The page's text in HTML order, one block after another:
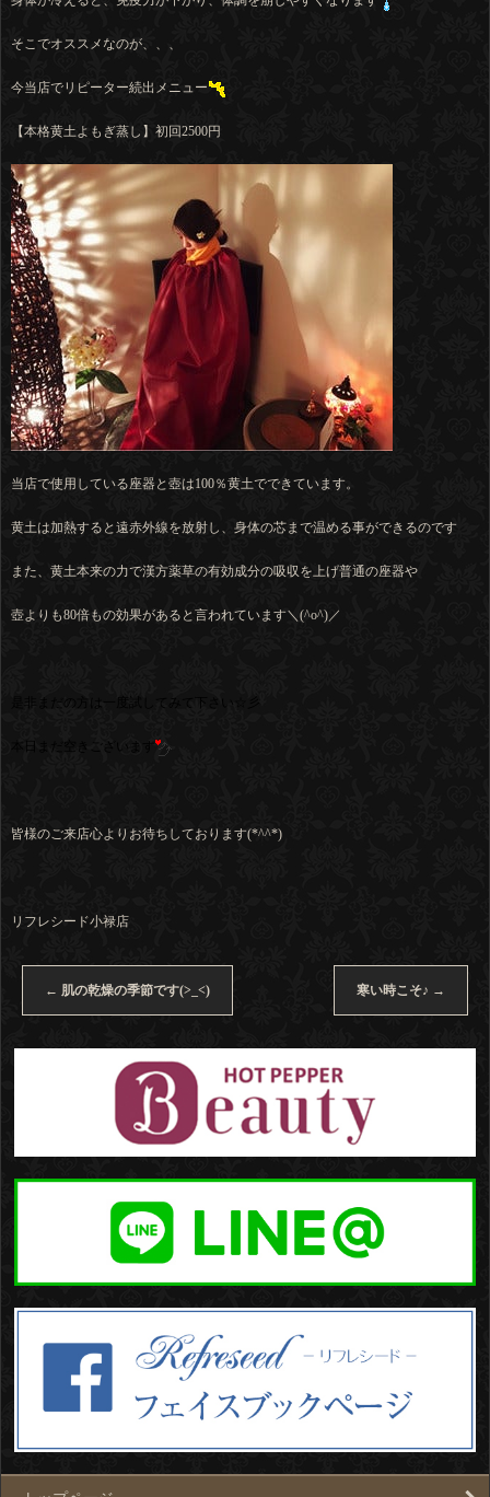
そこでオススメなのが、、、
今当店でリピーター続出メニュー
【本格黄土よもぎ蒸し】初回2500円
当店で使用している座器と壺は100％黄土でできています。
黄土は加熱すると遠赤外線を放射し、身体の芯まで温める事ができるのです
また、黄土本来の力で漢方薬草の有効成分の吸収を上げ普通の座器や
壺よりも80倍もの効果があると言われています＼(^o^)／
是非まだの方は一度試してみて下さい☆彡
本日まだ空きございます
皆様のご来店心よりお待ちしております(*^^*)
リフレシード小禄店
← 肌の乾燥の季節です(>_<) 寒い時こそ♪ →